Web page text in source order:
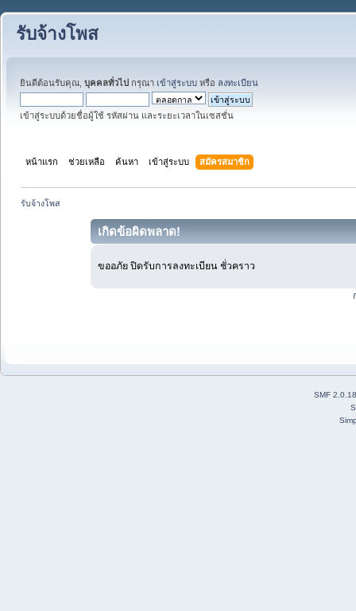
รับจ้างโพส
ยินดีต้อนรับคุณ, บุคคลทั่วไป กรุณา เข้าสู่ระบบ หรือ ลงทะเบียน
เข้าสู่ระบบด้วยชื่อผู้ใช้ รหัสผ่าน และระยะเวลาในเซสชั่น
หน้าแรก ช่วยเหลือ ค้นหา เข้าสู่ระบบ สมัครสมาชิก
รับจ้างโพส
เกิดข้อผิดพลาด!
ขออภัย ปิดรับการลงทะเบียน ชั่วคราว
SMF 2.0.18